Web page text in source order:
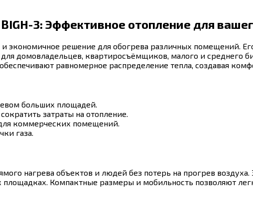
3: Эффективное отопление для
экономичное решение для обогрева различных помещений.
домовладельцев, квартиросъёмщиков, малого и среднего
равномерное распределение тепла, создавая
больших площадей.
затраты на отопление.
коммерческих помещений.
газа.
нагрева объектов и людей без потерь на прогрев
Компактные размеры и мобильность позволяют